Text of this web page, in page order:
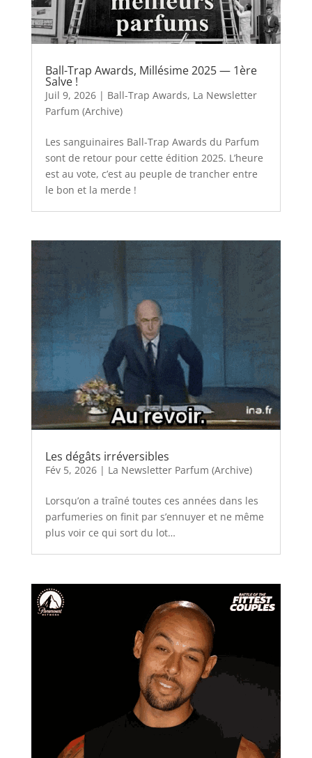
Ball-Trap Awards, Millésime 2025 — 1ère
Salve !
Juil 9, 2026| Ball-Trap Awards, La Newsletter
Parfum (Archive)
Les sanguinaires Ball-Trap Awards du Parfum
sont de retour pour cette édition 2025. L’heure
est au vote, c’est au peuple de trancher entre
le bon et la merde !
Les dégâts irréversibles
Fév 5, 2026| La Newsletter Parfum (Archive)
Lorsqu’on a traîné toutes ces années dans les
parfumeries on finit par s’ennuyer et ne même
plus voir ce qui sort du lot…